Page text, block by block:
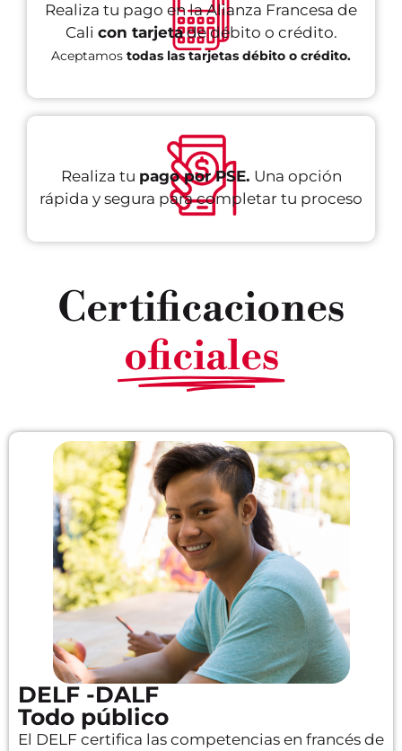
Realiza tu pago en la Alianza Francesa de
Cali con tarjetade débito o crédito.
Aceptamos todas las tarjetas débito o crédito.
Realiza tu pago por PSE. Una opción
rápida y segura para completar tu proceso
Certificaciones
oficiales
DELF -DALF
Todo público
El DELF certifica las competencias en francés de